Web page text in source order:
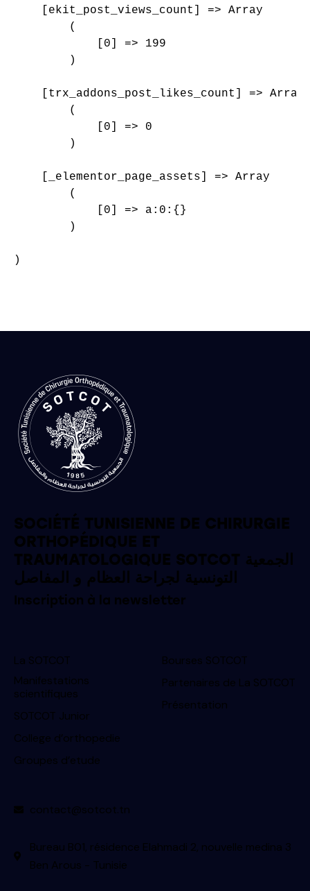
    [ekit_post_views_count] => Array
        (
            [0] => 199
        )
    [trx_addons_post_likes_count] => Array
        (
            [0] => 0
        )
    [_elementor_page_assets] => Array
        (
            [0] => a:0:{}
        )
)
SOCIÉTÉ TUNISIENNE DE CHIRURGIE
ORTHOPÉDIQUE ET
TRAUMATOLOGIQUE SOTCOT الجمعية
التونسية لجراحة العظام و المفاصل
Inscription à la newsletter
La SOTCOT
Manifestations
scientifiques
SOTCOT Junior
College d’orthopedie
Groupes d’etude
Bourses SOTCOT
Partenaires de La SOTCOT
Présentation
contact@sotcot.tn
Bureau B01, résidence Elahmadi 2, nouvelle medina 3
Ben Arous - Tunisie